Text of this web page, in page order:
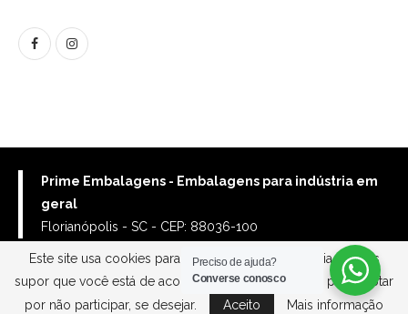
Prime Embalagens - Embalagens para indústria em
geral
Florianópolis - SC - CEP: 88036-100
Home Empresa Entre em contato Politica de privacidade
Preciso de ajuda?
Converse conosco
Este site usa cookies para melhorar sua experiência. Vamos
supor que você está de acordo com isso, mas você pode optar
por não participar, se desejar.
Aceito Mais informação